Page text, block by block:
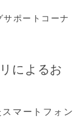
ポートコーナ
によるお
マートフォン